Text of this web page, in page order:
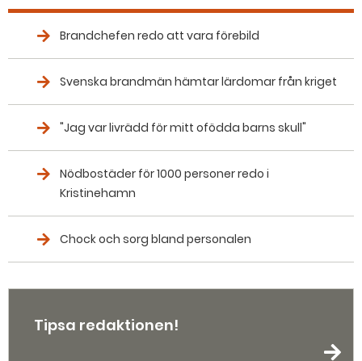
Brandchefen redo att vara förebild
Svenska brandmän hämtar lärdomar från kriget
"Jag var livrädd för mitt ofödda barns skull"
Nödbostäder för 1000 personer redo i
Kristinehamn
Chock och sorg bland personalen
Tipsa redaktionen!